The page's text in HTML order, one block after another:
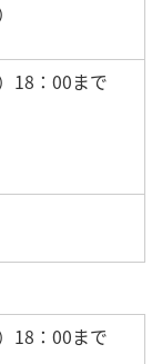
18：00まで
18：00まで